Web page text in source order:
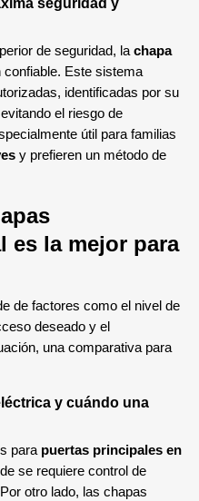
seguridad y
de seguridad, lachapa
confiable. Este sistema
identificadas por su
el riesgo de
útil para familias
y prefieren un método de
es la mejor para
de factores como el nivel de
deseado y el
una comparativa para
y cuándo una
para puertas principales en
se requiere control de
otro lado, las chapas